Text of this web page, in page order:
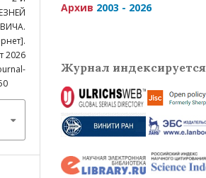
2026
Архив 2003 - 2026
Журнал индексируется